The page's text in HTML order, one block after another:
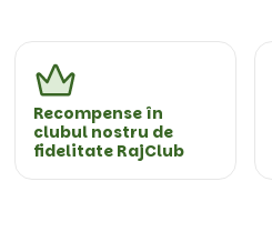
Recompense în
clubul nostru de
fidelitate RajClub